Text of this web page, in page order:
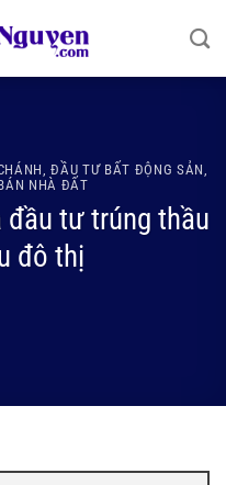
,ĐẦU TƯ BẤT ĐỘNG SẢN
NHÀ ĐẤT
đầu tư trúng thầu
đô thị